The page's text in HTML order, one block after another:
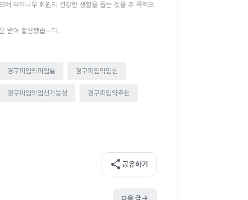
며 닥터나우 회원의 건강한 생활을 돕는 것을 주 목적으
받아 활용했습니다.
경구피임약피임률 경구피임약임신
경구피임약임신가능성 경구피임약추천
share 공유하기